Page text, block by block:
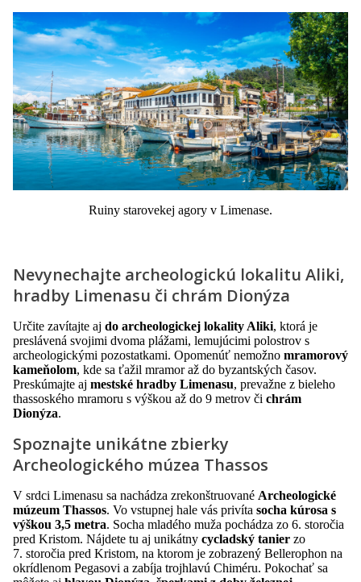
Ruiny starovekej agory v Limenase.
Nevynechajte archeologickú lokalitu Aliki,
hradby Limenasu či chrám Dionýza
Určite zavítajte aj do archeologickej lokality Aliki, ktorá je
preslávená svojimi dvoma plážami, lemujúcimi polostrov s
archeologickými pozostatkami. Opomenúť nemožno mramorový
kameňolom, kde sa ťažil mramor až do byzantských časov.
Preskúmajte aj mestské hradby Limenasu, prevažne z bieleho
thassoského mramoru s výškou až do 9 metrov či chrám
Dionýza.
Spoznajte unikátne zbierky
Archeologického múzea Thassos
V srdci Limenasu sa nachádza zrekonštruované Archeologické
múzeum Thassos. Vo vstupnej hale vás privíta socha kúrosa s
výškou 3,5 metra. Socha mladého muža pochádza zo 6. storočia
pred Kristom. Nájdete tu aj unikátny cycladský tanier zo
7. storočia pred Kristom, na ktorom je zobrazený Bellerophon na
okrídlenom Pegasovi a zabíja trojhlavú Chiméru. Pokochať sa